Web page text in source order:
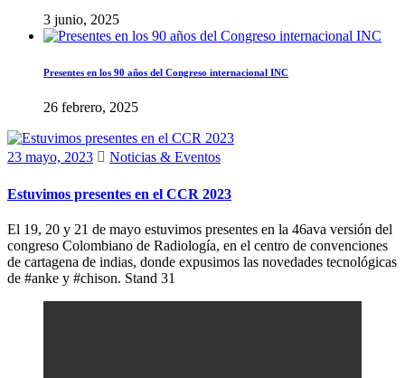
3 junio, 2025
Presentes en los 90 años del Congreso internacional INC
26 febrero, 2025
23 mayo, 2023 Noticias & Eventos
Estuvimos presentes en el CCR 2023
El 19, 20 y 21 de mayo estuvimos presentes en la 46ava versión del
congreso Colombiano de Radiología, en el centro de convenciones
de cartagena de indias, donde expusimos las novedades tecnológicas
de #anke y #chison. Stand 31